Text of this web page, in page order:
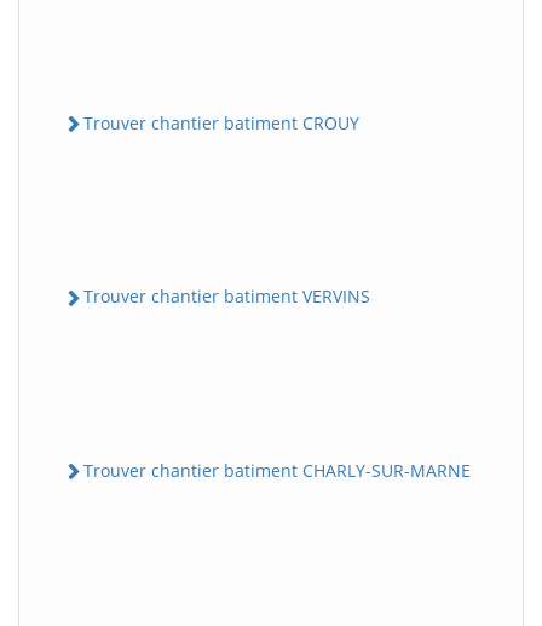
Trouver chantier batiment CROUY
Trouver chantier batiment VERVINS
Trouver chantier batiment CHARLY-SUR-MARNE